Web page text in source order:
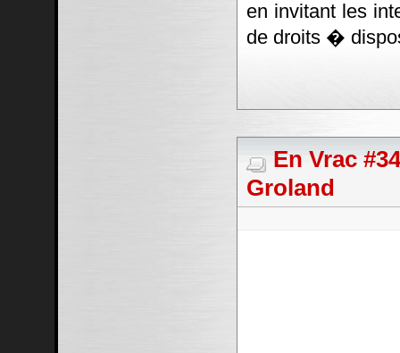
en invitant les
de droits �
En Vrac
Groland